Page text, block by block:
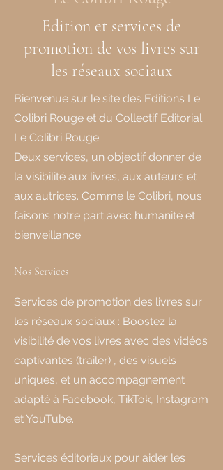
Edition et services de
promotion de vos livres sur
les réseaux sociaux
Bienvenue sur le site des Editions Le
Colibri Rouge et du Collectif Editorial
Le Colibri Rouge
Deux services, un objectif donner de
la visibilité aux livres, aux auteurs et
aux autrices. Comme le Colibri, nous
faisons notre part avec humanité et
bienveillance.
Nos Services
Services de promotion des livres sur
les réseaux sociaux : Boostez la
visibilité de vos livres avec des vidéos
captivantes (trailer) , des visuels
uniques, et un accompagnement
adapté à Facebook, TikTok, Instagram
et YouTube.
Services éditoriaux pour aider les